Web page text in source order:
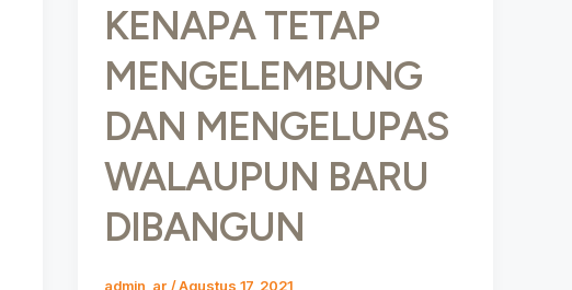
KENAPA TETAP
MENGELEMBUNG
DAN MENGELUPAS
WALAUPUN BARU
DIBANGUN
admin_ar/Agustus 17, 2021